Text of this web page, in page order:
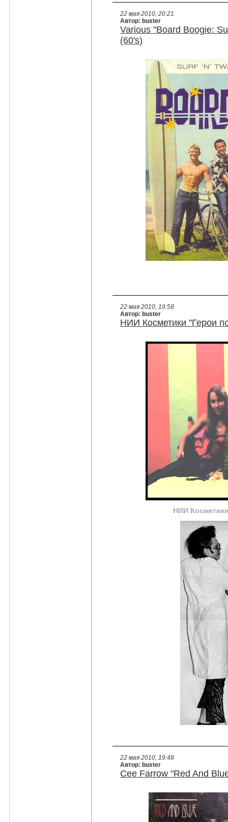
22 мая 2010, 20:21
Автор: buster
Various "Board Boogie:
(60's)
22 мая 2010, 19:58
Автор: buster
НИИ Косметики "Герои
НИИ
22 мая 2010, 19:48
Автор: buster
Cee Farrow "Red And